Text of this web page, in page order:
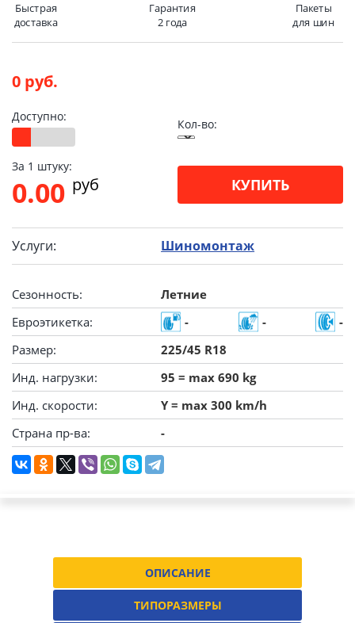
Быстрая
доставка
Гарантия
2 года
Пакеты
для шин
0 руб.
Доступно:
Кол-во:
За 1 штуку:
0.00 pуб КУПИТЬ
Услуги: Шиномонтаж
Сезонность:
Летние
Евроэтикетка:
- -
-
Размер:
225/45 R18
Инд. нагрузки:
95 = max 690 kg
Инд. скорости:
Y = max 300 km/h
Страна пр-ва:
-
ОПИСАНИЕ
ТИПОРАЗМЕРЫ